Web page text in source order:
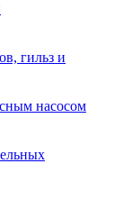
гильз и
насосом